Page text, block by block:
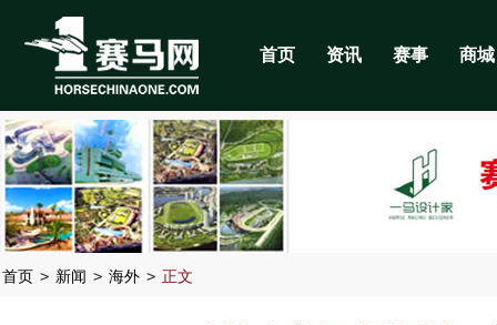
首页 资讯 赛事 商城
首页 > 新闻 > 海外 > 正文